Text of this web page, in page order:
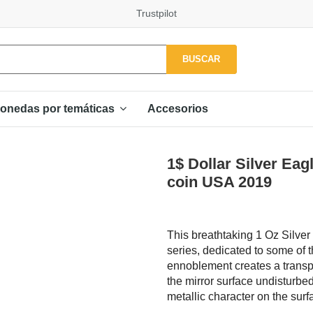
Trustpilot
BUSCAR
por temáticas Accesorios
1$ Dollar Silver
coin USA 2019
This breathtaking 1 Oz
series, dedicated to some of
ennoblement creates a
the mirror surface
metallic character on the